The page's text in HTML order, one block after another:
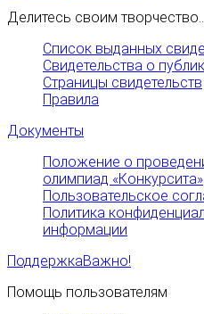
Делитесь своим
Список выданных
Свидетельства о
Страницы свидетельств
Правила
Документы
Положение о
олимпиад «Конкурсита»
Пользовательское
Политика
информации
ПоддержкаВажно!
Помощь пользователям